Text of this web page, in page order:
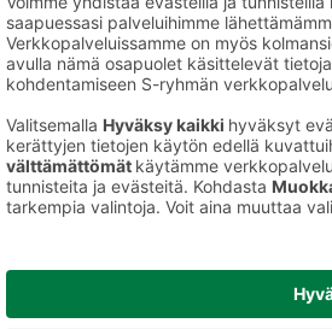
Muu tuore kala